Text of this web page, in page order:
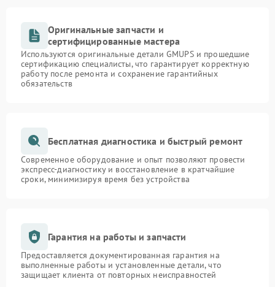
Оригинальные запчасти и
сертифицированные мастера
Используются оригинальные детали GMUPS и прошедшие
сертификацию специалисты, что гарантирует корректную
работу после ремонта и сохранение гарантийных
обязательств
Бесплатная диагностика и быстрый ремонт
Современное оборудование и опыт позволяют провести
экспресс-диагностику и восстановление в кратчайшие
сроки, минимизируя время без устройства
Гарантия на работы и запчасти
Предоставляется документированная гарантия на
выполненные работы и установленные детали, что
защищает клиента от повторных неисправностей